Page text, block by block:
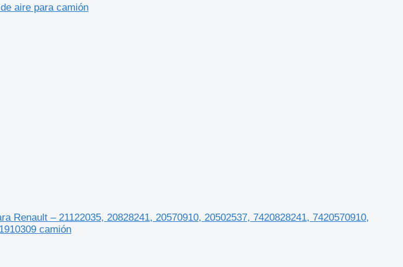
aire para camión
Renault – 21122035, 20828241, 20570910, 20502537, 7420828241, 7420570910,
camión